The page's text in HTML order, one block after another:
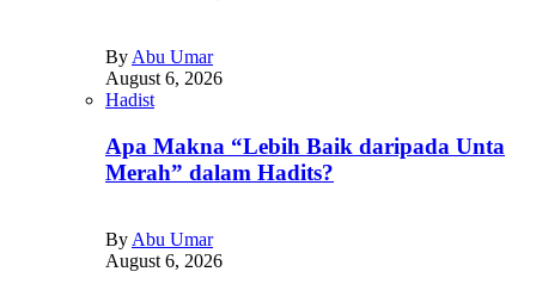
By Abu Umar
August 6, 2026
Hadist
Apa Makna “Lebih Baik daripada Unta
Merah” dalam Hadits?
By Abu Umar
August 6, 2026